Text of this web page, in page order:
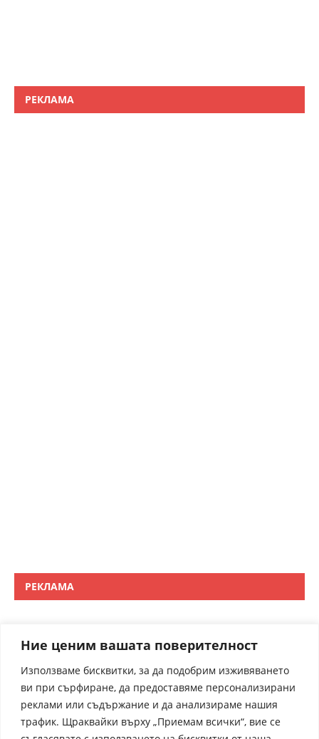
Ние ценим вашата поверителност
Използваме бисквитки, за да подобрим изживяването
ви при сърфиране, да предоставяме персонализирани
реклами или съдържание и да анализираме нашия
трафик. Щраквайки върху „Приемам всички“, вие се
РЕКЛАМА
РЕКЛАМА